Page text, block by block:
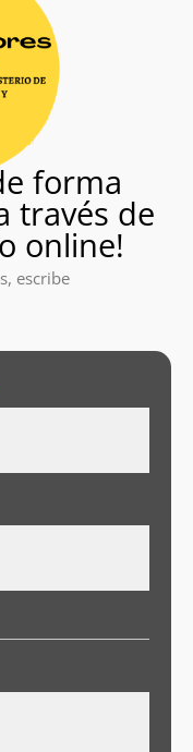
forma
través de
online!
escribe